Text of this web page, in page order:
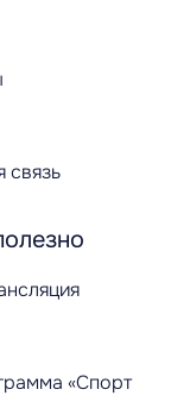
связь
«Спорт